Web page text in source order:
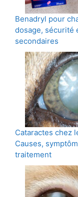
Benadryl pour
dosage, sécurité
secondaires
Cataractes chez
Causes,
traitement